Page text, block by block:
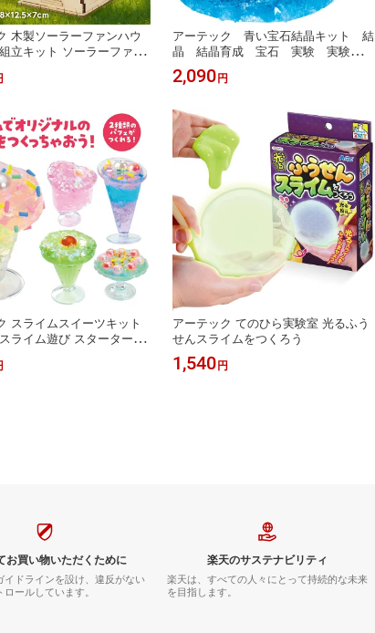
木製ソーラーファンハウ
立キット ソーラーファン
ラー 太陽光パネル 電池不
エネルギー エコ工作 科学
フト 工作キット 自由工作
図工 夏休み 冬休み 小学校
アーテック 青い宝石結晶キット 結
晶 結晶育成 宝石 実験 実験キッ
ト 実験セット 理科 科学 科学工
作 クラフト 工作キット 自由工
校 中学校 教材 イベント ワーク
ショップ 景品 プレゼント おうち
遊び
2,090 円
スライムスイーツキット
ライム遊び スターターキ
カラフル パーツ オーロ
オーロラ キラキラ デコレ
アーテック てのひら実験室 光るふう
せんスライムをつくろう
1,540 円
お買い物いただくために
イドラインを設け、違反がない
ールしています。
楽天のサステナビリティ
楽天は、すべての人々にとって持続的な未来
を目指します。